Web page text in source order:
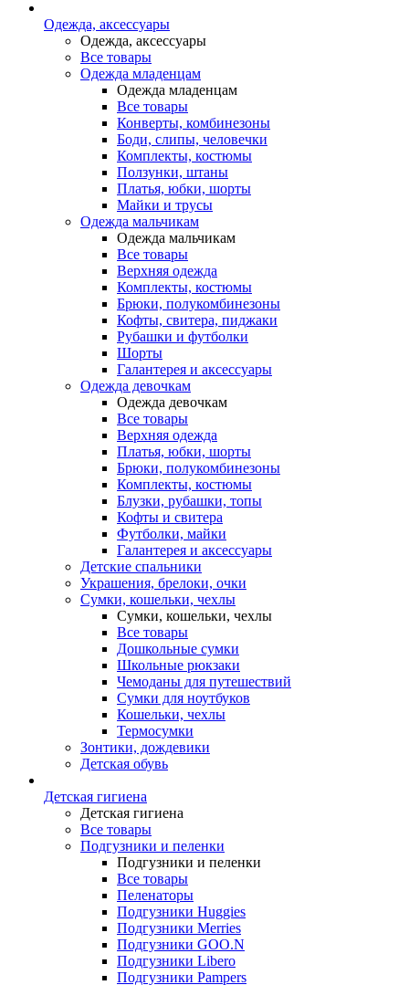
Одежда, аксессуары
Одежда, аксессуары
Все товары
Одежда младенцам
Одежда младенцам
Все товары
Конверты, комбинезоны
Боди, слипы, человечки
Комплекты, костюмы
Ползунки, штаны
Платья, юбки, шорты
Майки и трусы
Одежда мальчикам
Одежда мальчикам
Все товары
Верхняя одежда
Комплекты, костюмы
Брюки, полукомбинезоны
Кофты, свитера, пиджаки
Рубашки и футболки
Шорты
Галантерея и аксессуары
Одежда девочкам
Одежда девочкам
Все товары
Верхняя одежда
Платья, юбки, шорты
Брюки, полукомбинезоны
Комплекты, костюмы
Блузки, рубашки, топы
Кофты и свитера
Футболки, майки
Галантерея и аксессуары
Детские спальники
Украшения, брелоки, очки
Сумки, кошельки, чехлы
Сумки, кошельки, чехлы
Все товары
Дошкольные сумки
Школьные рюкзаки
Чемоданы для путешествий
Сумки для ноутбуков
Кошельки, чехлы
Термосумки
Зонтики, дождевики
Детская обувь
Детская гигиена
Детская гигиена
Все товары
Подгузники и пеленки
Подгузники и пеленки
Все товары
Пеленаторы
Подгузники Huggies
Подгузники Merries
Подгузники GOO.N
Подгузники Libero
Подгузники Pampers